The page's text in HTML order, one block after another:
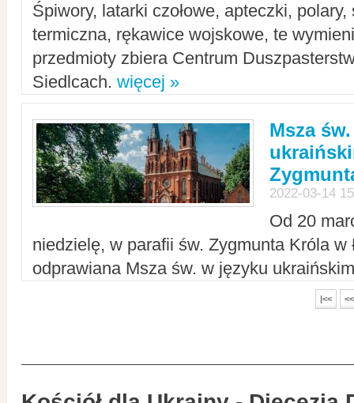
Śpiwory, latarki czołowe, apteczki,
termiczna, rękawice wojskowe, te
przedmioty zbiera Centrum
Siedlcach. więcej »
Msza
2022-03-14
Od 20
niedzielę, w parafii św. Zygmunta Króla w
odprawiana Msza św. w języku
|<< <<